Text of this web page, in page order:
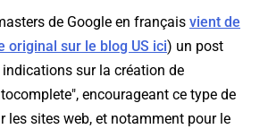
de Google en français vient de
original sur le blog US ici) un post
sur la création de
encourageant ce type de
les sites web, et notamment pour le